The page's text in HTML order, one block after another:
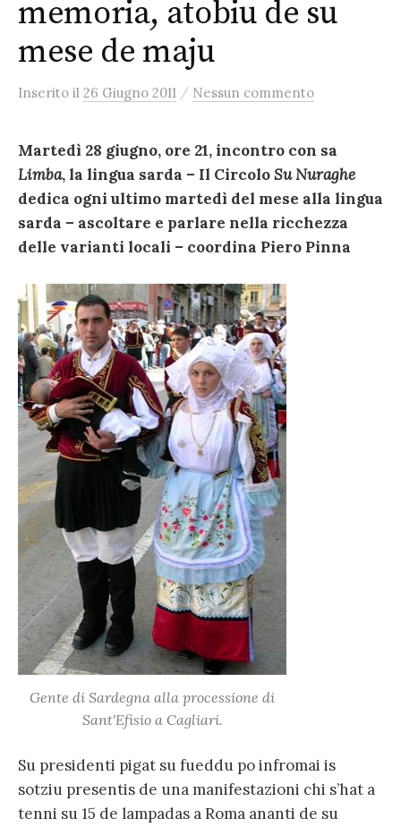
memoria, atobiu de su
mese de maju
Inserito il 26 Giugno 2011 / Nessun commento
Martedì 28 giugno, ore 21, incontro con sa
Limba, la lingua sarda – Il CircoloSu Nuraghe
dedica ogni ultimo martedì del mese alla lingua
sarda – ascoltare e parlare nella ricchezza
delle varianti locali – coordina Piero Pinna
Gente di Sardegna alla processione di
Sant'Efisio a Cagliari.
Su presidenti pigat su fueddu po infromai is
sotziu presentis de una manifestazioni chi s’hat a
tenni su 15 de lampadas a Roma ananti de su